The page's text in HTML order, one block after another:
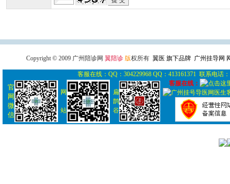
Copyright © 2009 广州陪诊网 翼陪诊 版权所有 翼医 旗下品牌 广州挂导网
客服在线：QQ：304229968 QQ：413161371 联系电话
官
网
微
信
网
站
扁
鹊
谷
客服在线：